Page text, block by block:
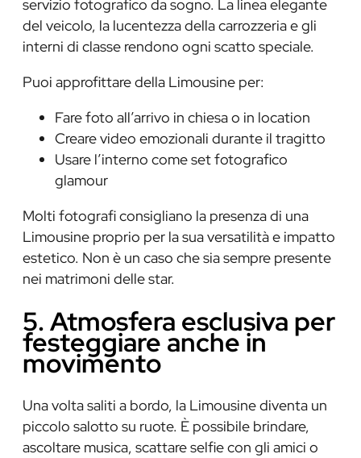
servizio fotografico da sogno. La linea elegante
del veicolo, la lucentezza della carrozzeria e gli
interni di classe rendono ogni scatto speciale.
Puoi approfittare della Limousine per:
Fare foto all’arrivo in chiesa o in location
Creare video emozionali durante il tragitto
Usare l’interno come set fotografico
glamour
Molti fotografi consigliano la presenza di una
Limousine proprio per la sua versatilità e impatto
estetico. Non è un caso che sia sempre presente
nei matrimoni delle star.
5. Atmosfera esclusiva per
festeggiare anche in
movimento
Una volta saliti a bordo, la Limousine diventa un
piccolo salotto su ruote. È possibile brindare,
ascoltare musica, scattare selfie con gli amici o